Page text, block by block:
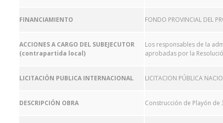
FINANCIAMIENTO FONDO PROVINCIAL DEL
ACCIONES A CARGO DEL SUBEJECUTOR
(contrapartida local)
Los responsables de la
aprobadas por la
LICITACIÓN PUBLICA INTERNACIONAL LICITACION PÚBLICA
DESCRIPCIÓN OBRA Construcción de Playón de